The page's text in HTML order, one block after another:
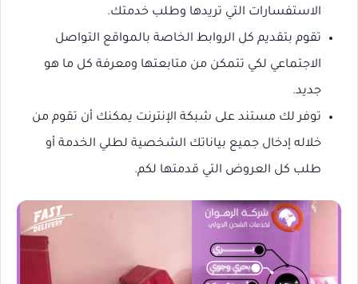
الاستفسارات التي تريدها وطلب خدمتك.
تقوم بتقديم كل الروابط الخاصة بالمواقع التواصل
الاجتماعي لكي تتمكن من متابعتها ومعرفة كل ما هو
جديد.
توفر لك مستند على شبكة الإنترنت يمكنك أن تقوم من
خلاله إدخال جميع بياناتك الشخصية لطلي الخدمة أو
طلب كل العروض التي قدمتها لكم.